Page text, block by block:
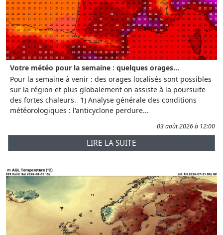
Votre météo pour la semaine : quelques orages...
Pour la semaine à venir : des orages localisés sont possibles
sur la région et plus globalement on assiste à la poursuite
des fortes chaleurs. 1) Analyse générale des conditions
météorologiques : l'anticyclone perdure...
03 août 2026 à 12:00
LIRE LA SUITE